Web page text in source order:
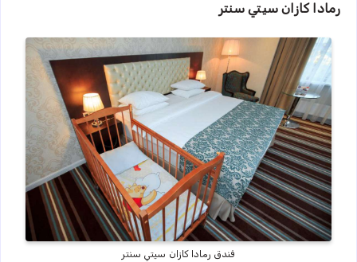
رمادا كازان سيتي سنتر
فندق رمادا كازان سيتي سنتر